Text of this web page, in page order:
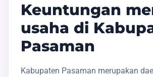
Keuntungan
usaha di
Pasaman
Kabupaten Pasaman merupakan